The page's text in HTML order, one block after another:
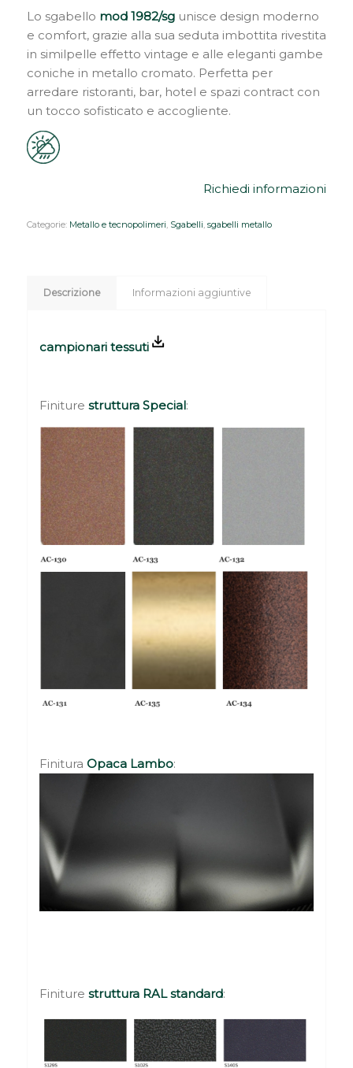
Lo sgabello mod 1982/sgunisce design moderno
e comfort, grazie alla sua seduta imbottita rivestita
in similpelle effetto vintage e alle eleganti gambe
coniche in metallo cromato. Perfetta per
arredare ristoranti, bar, hotel e spazi contract con
un tocco sofisticato e accogliente.
Richiedi informazioni
Categorie: Metallo e tecnopolimeri Sgabelli sgabelli metallo
Descrizione Informazioni aggiuntive
campionari tessuti
Finiture struttura Special:
Finitura Opaca Lambo:
Finiture struttura RAL standard: